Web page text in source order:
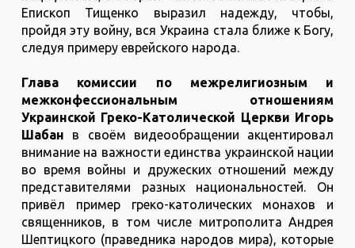
Епископ Тищенко выразил надежду, чтобы,
пройдя эту войну, вся Украина стала ближе к Богу,
следуя примеру еврейского народа.
Глава комиссии по межрелигиозным и
межконфессиональным отношениям
Украинской Греко-Католической Церкви Игорь
Шабан в своём видеообращении акцентировал
внимание на важности единства украинской нации
во время войны и дружеских отношений между
представителями разных национальностей. Он
привёл пример греко-католических монахов и
священников, в том числе митрополита Андрея
Шептицкого (праведника народов мира), которые